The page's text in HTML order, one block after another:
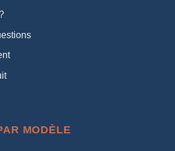
MODÈLE